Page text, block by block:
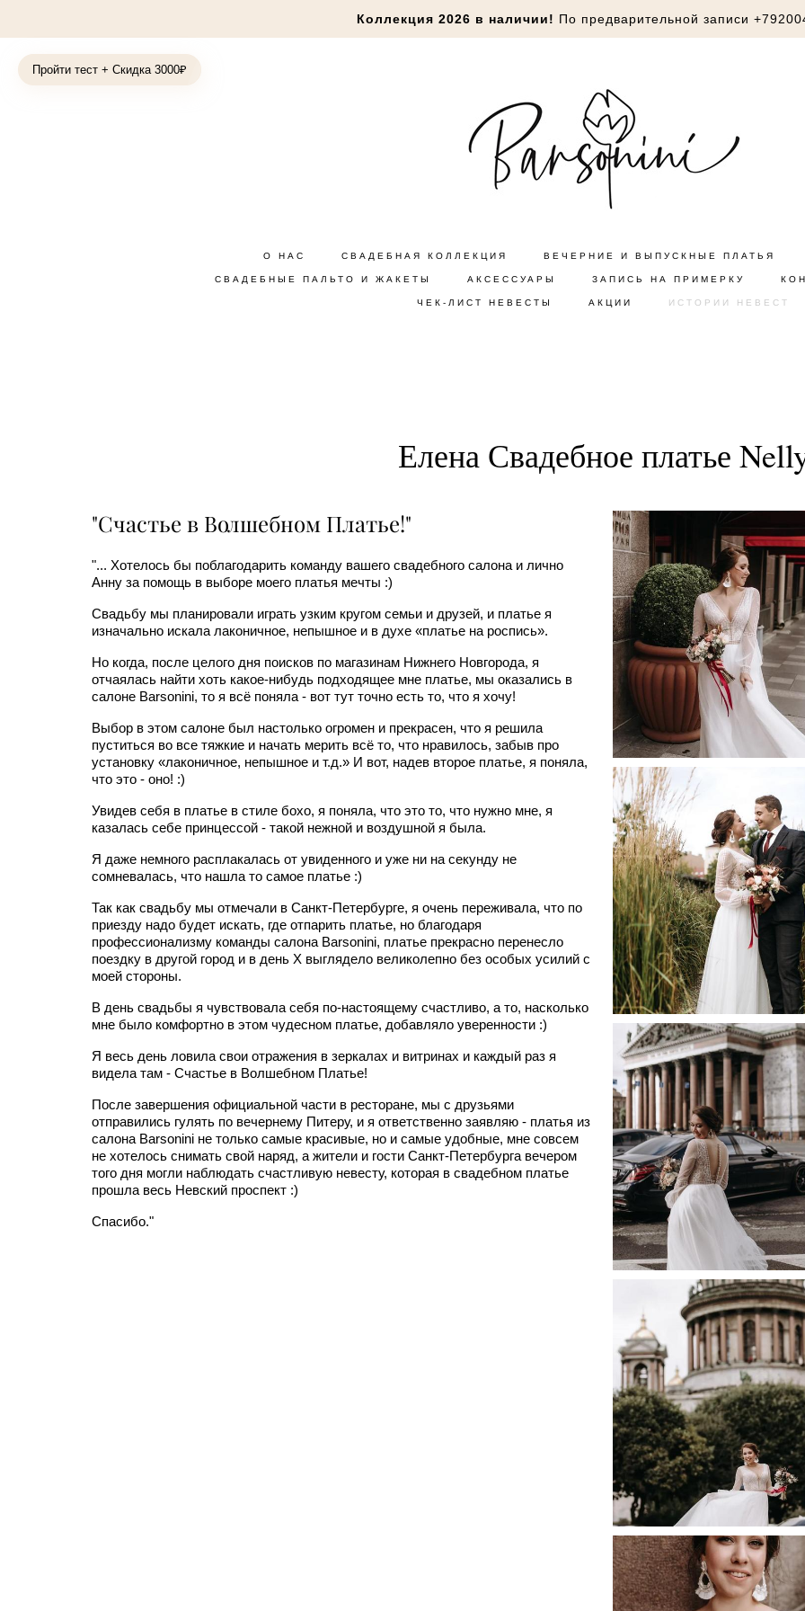
Пройти тест + Скидка 3000₽
Коллекция 2026 в наличии! По предварительной записи
О НАС СВАДЕБНАЯ КОЛЛЕКЦИЯ ВЕЧЕРНИЕ И ВЫПУСКНЫЕ ПЛАТЬЯ
СВАДЕБНЫЕ ПАЛЬТО И ЖАКЕТЫ АКСЕССУАРЫ ЗАПИСЬ НА ПРИМЕРКУ
ЧЕК-ЛИСТ НЕВЕСТЫ АКЦИИ ИСТОРИИ НЕВЕСТ
Елена Свадебное платье
"Счастье в Волшебном Платье!"
"... Хотелось бы поблагодарить команду вашего свадебного салона и лично
Анну за помощь в выборе моего платья мечты :)
Свадьбу мы планировали играть узким кругом семьи и друзей, и платье я
изначально искала лаконичное, непышное и в духе «платье на роспись».
Но когда, после целого дня поисков по магазинам Нижнего Новгорода, я
отчаялась найти хоть какое-нибудь подходящее мне платье, мы оказались в
салоне Barsonini, то я всё поняла - вот тут точно есть то, что я хочу!
Выбор в этом салоне был настолько огромен и прекрасен, что я решила
пуститься во все тяжкие и начать мерить всё то, что нравилось, забыв про
установку «лаконичное, непышное и т.д.» И вот, надев второе платье, я поняла,
что это - оно! :)
Увидев себя в платье в стиле бохо, я поняла, что это то, что нужно мне, я
казалась себе принцессой - такой нежной и воздушной я была.
Я даже немного расплакалась от увиденного и уже ни на секунду не
сомневалась, что нашла то самое платье :)
Так как свадьбу мы отмечали в Санкт-Петербурге, я очень переживала, что по
приезду надо будет искать, где отпарить платье, но благодаря
профессионализму команды салона Barsonini, платье прекрасно перенесло
поездку в другой город и в день Х выглядело великолепно без особых усилий с
моей стороны.
В день свадьбы я чувствовала себя по-настоящему счастливо, а то, насколько
мне было комфортно в этом чудесном платье, добавляло уверенности :)
Я весь день ловила свои отражения в зеркалах и витринах и каждый раз я
видела там - Счастье в Волшебном Платье!
После завершения официальной части в ресторане, мы с друзьями
отправились гулять по вечернему Питеру, и я ответственно заявляю - платья из
салона Barsonini не только самые красивые, но и самые удобные, мне совсем
не хотелось снимать свой наряд, а жители и гости Санкт-Петербурга вечером
того дня могли наблюдать счастливую невесту, которая в свадебном платье
прошла весь Невский проспект :)
Спасибо."